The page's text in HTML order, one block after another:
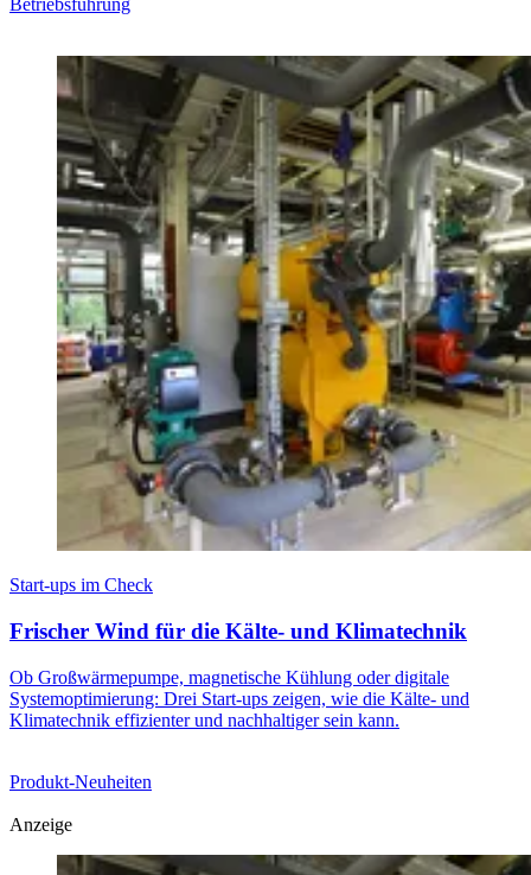
Betriebsführung
Start-ups im Check
Frischer Wind für die Kälte- und Klimatechnik
Ob Großwärmepumpe, magnetische Kühlung oder digitale
Systemoptimierung: Drei Start-ups zeigen, wie die Kälte- und
Klimatechnik effizienter und nachhaltiger sein kann.
Produkt-Neuheiten
Anzeige